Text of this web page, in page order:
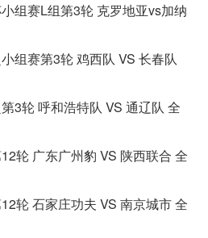
组赛L组第3轮 克罗地亚vs加纳
组赛第3轮 鸡西队 VS 长春队
3轮 呼和浩特队 VS 通辽队 全
轮 广东广州豹 VS 陕西联合 全
轮 石家庄功夫 VS 南京城市 全